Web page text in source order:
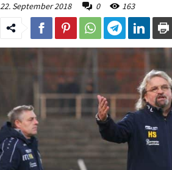
22. September 2018
0 163